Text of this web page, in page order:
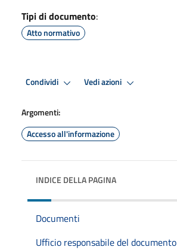
Tipi di documento:
Atto normativo
Condividi Vedi azioni
Argomenti:
Accesso all'informazione
INDICE DELLA PAGINA
Documenti
Ufficio responsabile del documento